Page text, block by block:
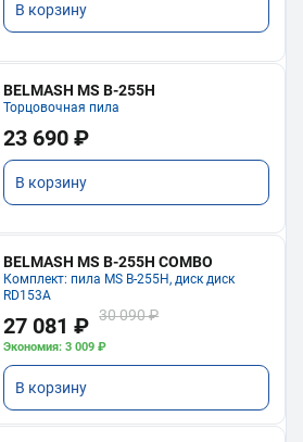
В корзину
BELMASH MS B-255H
Торцовочная пила
23 690 ₽
В корзину
BELMASH MS B-255H COMBO
Комплект: пила MS B-255H, диск диск
RD153A
27 081 ₽ 30 090 ₽
Экономия: 3 009 ₽
В корзину